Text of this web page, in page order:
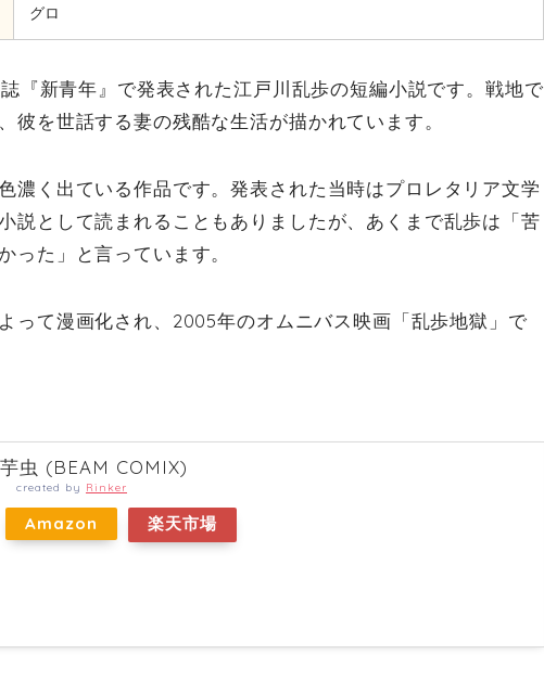
グロ
誌『新青年』で発表された江戸川乱歩の短編小説です。戦地で
彼を世話する妻の残酷な生活が描かれています。
濃く出ている作品です。発表された当時はプロレタリア文学
説として読まれることもありましたが、あくまで乱歩は「苦
った」と言っています。
って漫画化され、2005年のオムニバス映画「乱歩地獄」で
芋虫 (BEAM COMIX)
created by Rinker
Amazon 楽天市場